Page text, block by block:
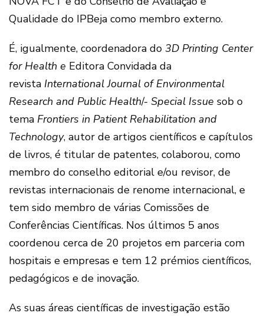
Qualidade do IPBeja como membro externo.
É, igualmente, coordenadora do 3D Printing Center
for Health e Editora Convidada da
revista International Journal of Environmental
Research and Public Health/- Special Issue sob o
tema Frontiers in Patient Rehabilitation and
Technology, autor de artigos científicos e capítulos
de livros, é titular de patentes, colaborou, como
membro do conselho editorial e/ou revisor, de
revistas internacionais de renome internacional, e
tem sido membro de várias Comissões de
Conferências Científicas. Nos últimos 5 anos
coordenou cerca de 20 projetos em parceria com
hospitais e empresas e tem 12 prémios científicos,
pedagógicos e de inovação.
As suas áreas científicas de investigação estão